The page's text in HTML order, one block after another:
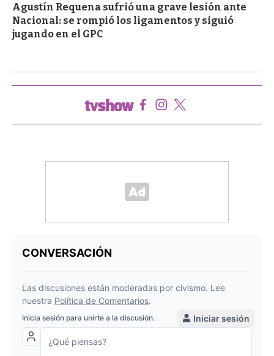
Agustín Requena sufrió una grave lesión ante
Nacional: se rompió los ligamentos y siguió
jugando en el GPC